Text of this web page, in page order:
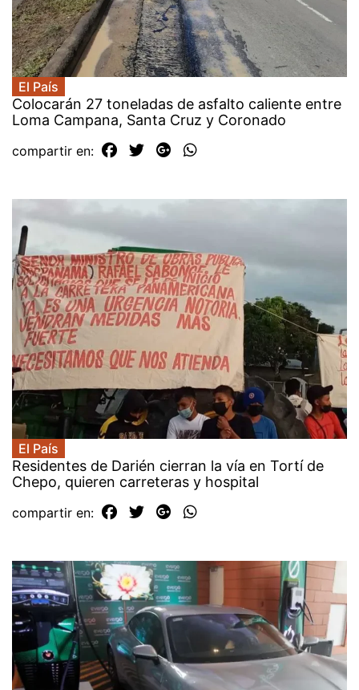
El País
Colocarán 27 toneladas de asfalto caliente entre
Loma Campana, Santa Cruz y Coronado
compartir en:
El País
Residentes de Darién cierran la vía en Tortí de
Chepo, quieren carreteras y hospital
compartir en: